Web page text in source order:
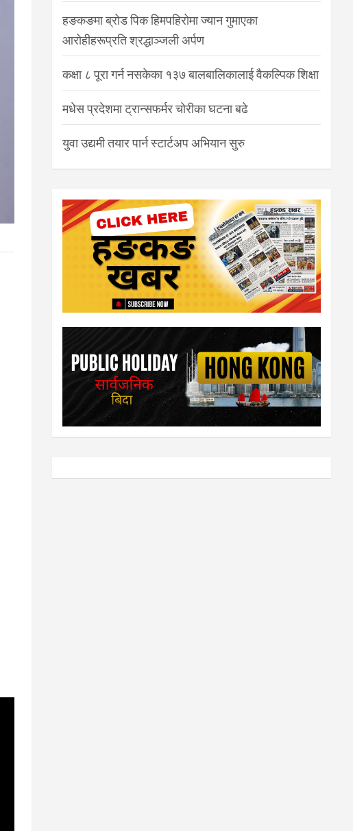
हङकङमा ब्रोड पिक हिमपहिरोमा ज्यान गुमाएका
आरोहीहरूप्रति श्रद्धाञ्जली अर्पण
कक्षा ८ पूरा गर्न नसकेका १३७ बालबालिकालाई वैकल्पिक शिक्षा
मधेस प्रदेशमा ट्रान्सफर्मर चोरीका घटना बढे
युवा उद्यमी तयार पार्न स्टार्टअप अभियान सुरु